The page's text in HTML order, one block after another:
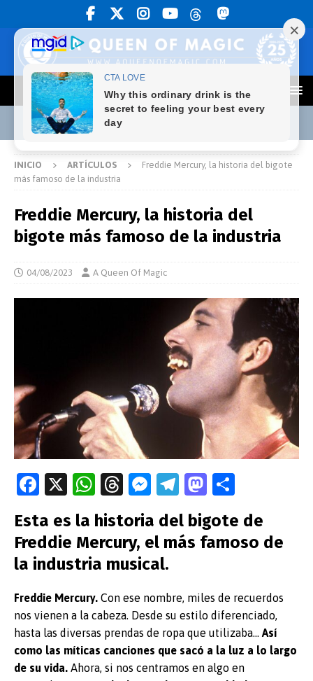
INICIO ARTÍCULOS
Freddie Mercury, la historia del bigote
más famoso de la industria
Freddie Mercury, la historia del
bigote más famoso de la industria
04/08/2023 A Queen Of Magic
Fa
b
o
o
k
X
W
h
at
s
A
p
p
T
hr
e
a
ds
M
se
n
g
er
T
el
e
gr
m
M
to
d
n
m
p
tir
Esta es la historia del bigote de
Freddie Mercury, el más famoso de
la industria musical.
Freddie Mercury. Con ese nombre, miles de recuerdos
nos vienen a la cabeza. Desde su estilo diferenciado,
hasta las diversas prendas de ropa que utilizaba… Así
como las míticas canciones que sacó a la luz a lo largo
de su vida. Ahora, si nos centramos en algo en